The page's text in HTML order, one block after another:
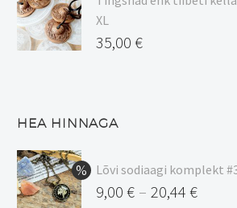
XL
35,00 €
HEA HINNAGA
Lõvi sodiaagi komplekt
9,00 € – 20,44 €